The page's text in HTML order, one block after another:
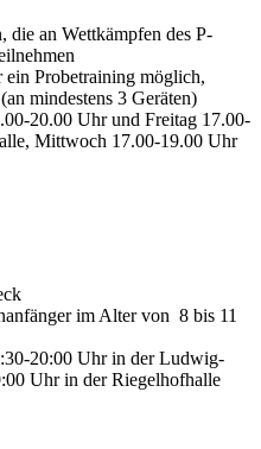
die an Wettkämpfen des P-
Probetraining möglich,
mindestens 3 Geräten)
20.00 Uhr und Freitag 17.00-
Mittwoch 17.00-19.00 Uhr
im Alter von 8 bis 11
20:00 Uhr in der Ludwig-
Uhr in der Riegelhofhalle